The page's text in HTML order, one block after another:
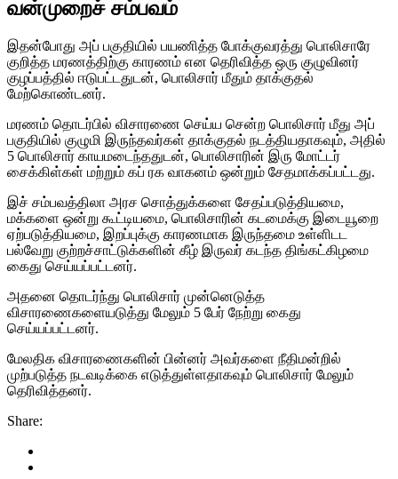
வன்முறைச் சம்பவம்
இதன்போது அப் பகுதியில் பயணித்த போக்குவரத்து பொலிசாரே
குறித்த மரணத்திற்கு காரணம் என தெரிவித்த ஒரு குழுவினர்
குழப்பத்தில் ஈடுபட்டதுடன், பொலிசார் மீதும் தாக்குதல்
மேற்கொண்டனர்.
மரணம் தொடர்பில் விசாரணை செய்ய சென்ற பொலிசார் மீது அப்
பகுதியில் குழுமி இருந்தவர்கள் தாக்குதல் நடத்தியதாகவும், அதில்
5 பொலிசார் காயமடைந்ததுடன், பொலிசாரின் இரு மோட்டர்
சைக்கிள்கள் மற்றும் கப் ரக வாகனம் ஒன்றும் சேதமாக்கப்பட்டது.
இச் சம்பவத்திலா அரச சொத்துக்களை சேதப்படுத்தியமை,
மக்களை ஒன்று கூட்டியமை, பொலிசாரின் கடமைக்கு இடையூறை
ஏற்படுத்தியமை, இறப்புக்கு காரணமாக இருந்தமை உள்ளிடட
பல்வேறு குற்றச்சாட்டுக்களின் கீழ் இருவர் கடந்த திங்கட்கிழமை
கைது செய்யப்பட்டனர்.
அதனை தொடர்ந்து பொலிசார் முன்னெடுத்த
விசாரணைகளையடுத்து மேலும் 5 பேர் நேற்று கைது
செய்யப்பட்டனர்.
மேலதிக விசாரணைகளின் பின்னர் அவர்களை நீதிமன்றில்
முற்படுத்த நடவடிக்கை எடுத்துள்ளதாகவும் பொலிசார் மேலும்
தெரிவித்தனர்.
Share: